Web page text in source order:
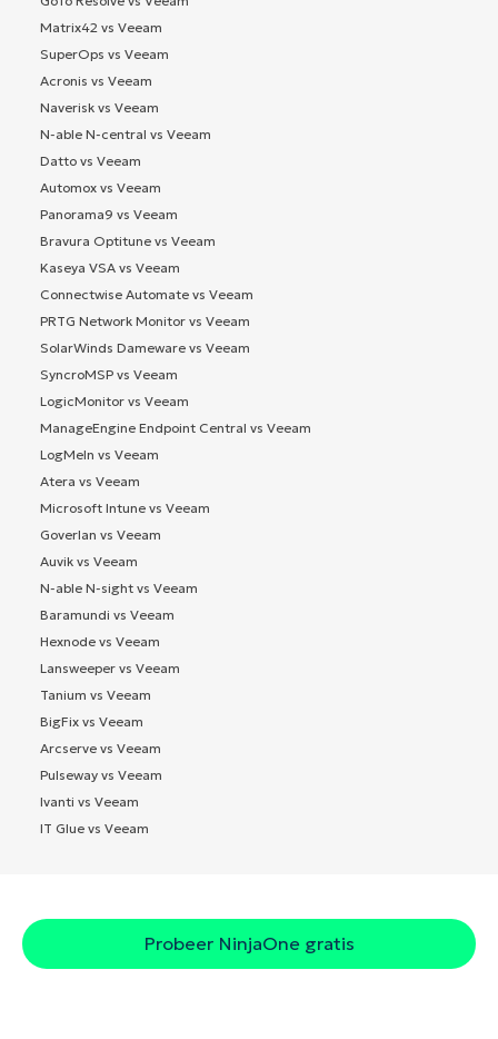
Matrix42 vs Veeam
SuperOps vs Veeam
Acronis vs Veeam
Naverisk vs Veeam
N-able N-central vs Veeam
Datto vs Veeam
Automox vs Veeam
Panorama9 vs Veeam
Bravura Optitune vs Veeam
Kaseya VSA vs Veeam
Connectwise Automate vs Veeam
PRTG Network Monitor vs Veeam
SolarWinds Dameware vs Veeam
SyncroMSP vs Veeam
LogicMonitor vs Veeam
ManageEngine Endpoint Central vs Veeam
LogMeIn vs Veeam
Atera vs Veeam
Microsoft Intune vs Veeam
Goverlan vs Veeam
Auvik vs Veeam
N-able N-sight vs Veeam
Baramundi vs Veeam
Hexnode vs Veeam
Lansweeper vs Veeam
Tanium vs Veeam
BigFix vs Veeam
Arcserve vs Veeam
Pulseway vs Veeam
Ivanti vs Veeam
IT Glue vs Veeam
Probeer NinjaOne gratis